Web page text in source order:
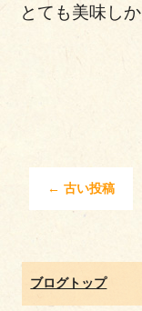
とても美味し
← 古い投稿
ブログトップ